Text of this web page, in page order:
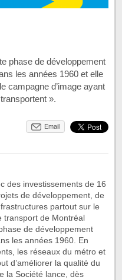
phase de développement
les années 1960 et elle
campagne d’image ayant
».
Email
des investissements de 16
de développement, de
partout sur le
transport de Montréal
de développement
les années 1960. En
les réseaux du métro et
d’améliorer la qualité du
la Société lance, dès